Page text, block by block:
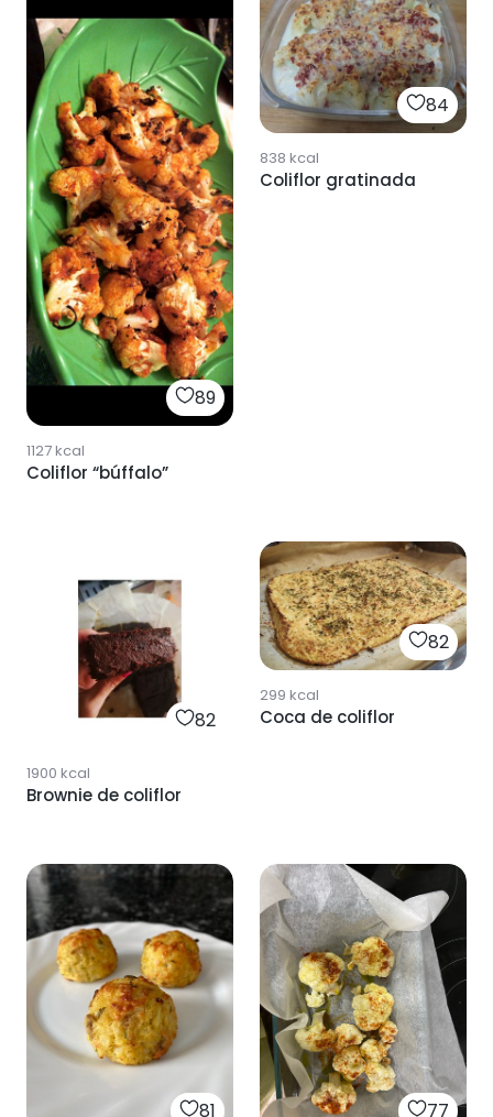
89
1127kcal
Coliflor “búffalo”
84
838 kcal
Coliflor gratinada
82
1900 kcal
Brownie de coliflor
82
299 kcal
Coca de coliflor
81 77